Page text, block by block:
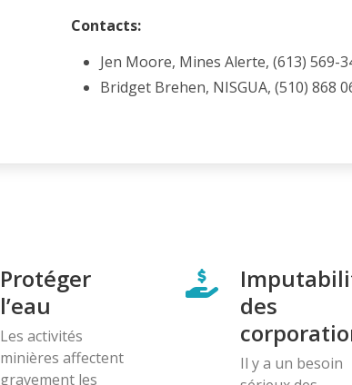
Contacts:
Jen Moore, Mines Alerte, (613) 569-
Bridget Brehen, NISGUA, (510) 868
Protéger
l’eau
Les activités
minières affectent
gravement les
des
Il y a un besoin